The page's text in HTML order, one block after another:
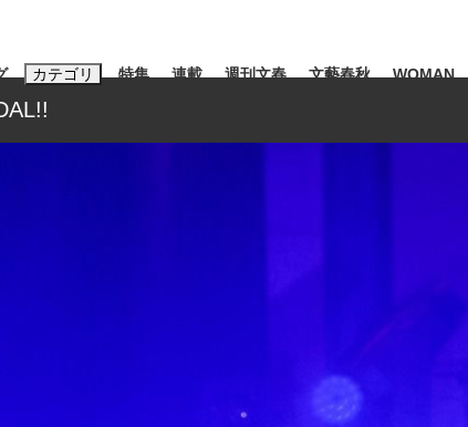
カテゴリ
が初めて明かした日本代表監督に... 「最悪の空
特集 連載 週刊文春 文藝春秋 WOMAN